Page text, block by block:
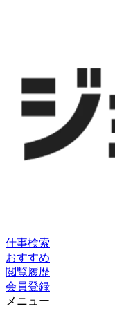
仕事検索
おすすめ
閲覧履歴
会員登録
メニュー